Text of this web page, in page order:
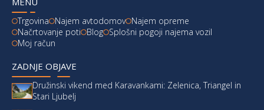
Trgovina Najem avtodomov Najem opreme
Načrtovanje poti
Blog Splošni pogoji najema vozil
Moj račun
ZADNJE OBJAVE
Družinski vikend med Karavankami: Zelenica, Triangel in
Stari Ljubelj